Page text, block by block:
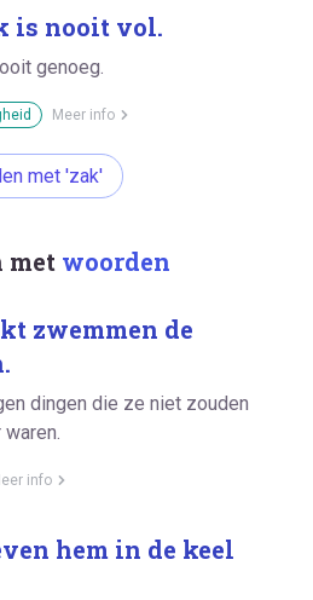
is nooit vol.
genoeg.
Meer info
met 'zak'
met woorden
zwemmen de
dingen die ze niet zouden
info
hem in de keel